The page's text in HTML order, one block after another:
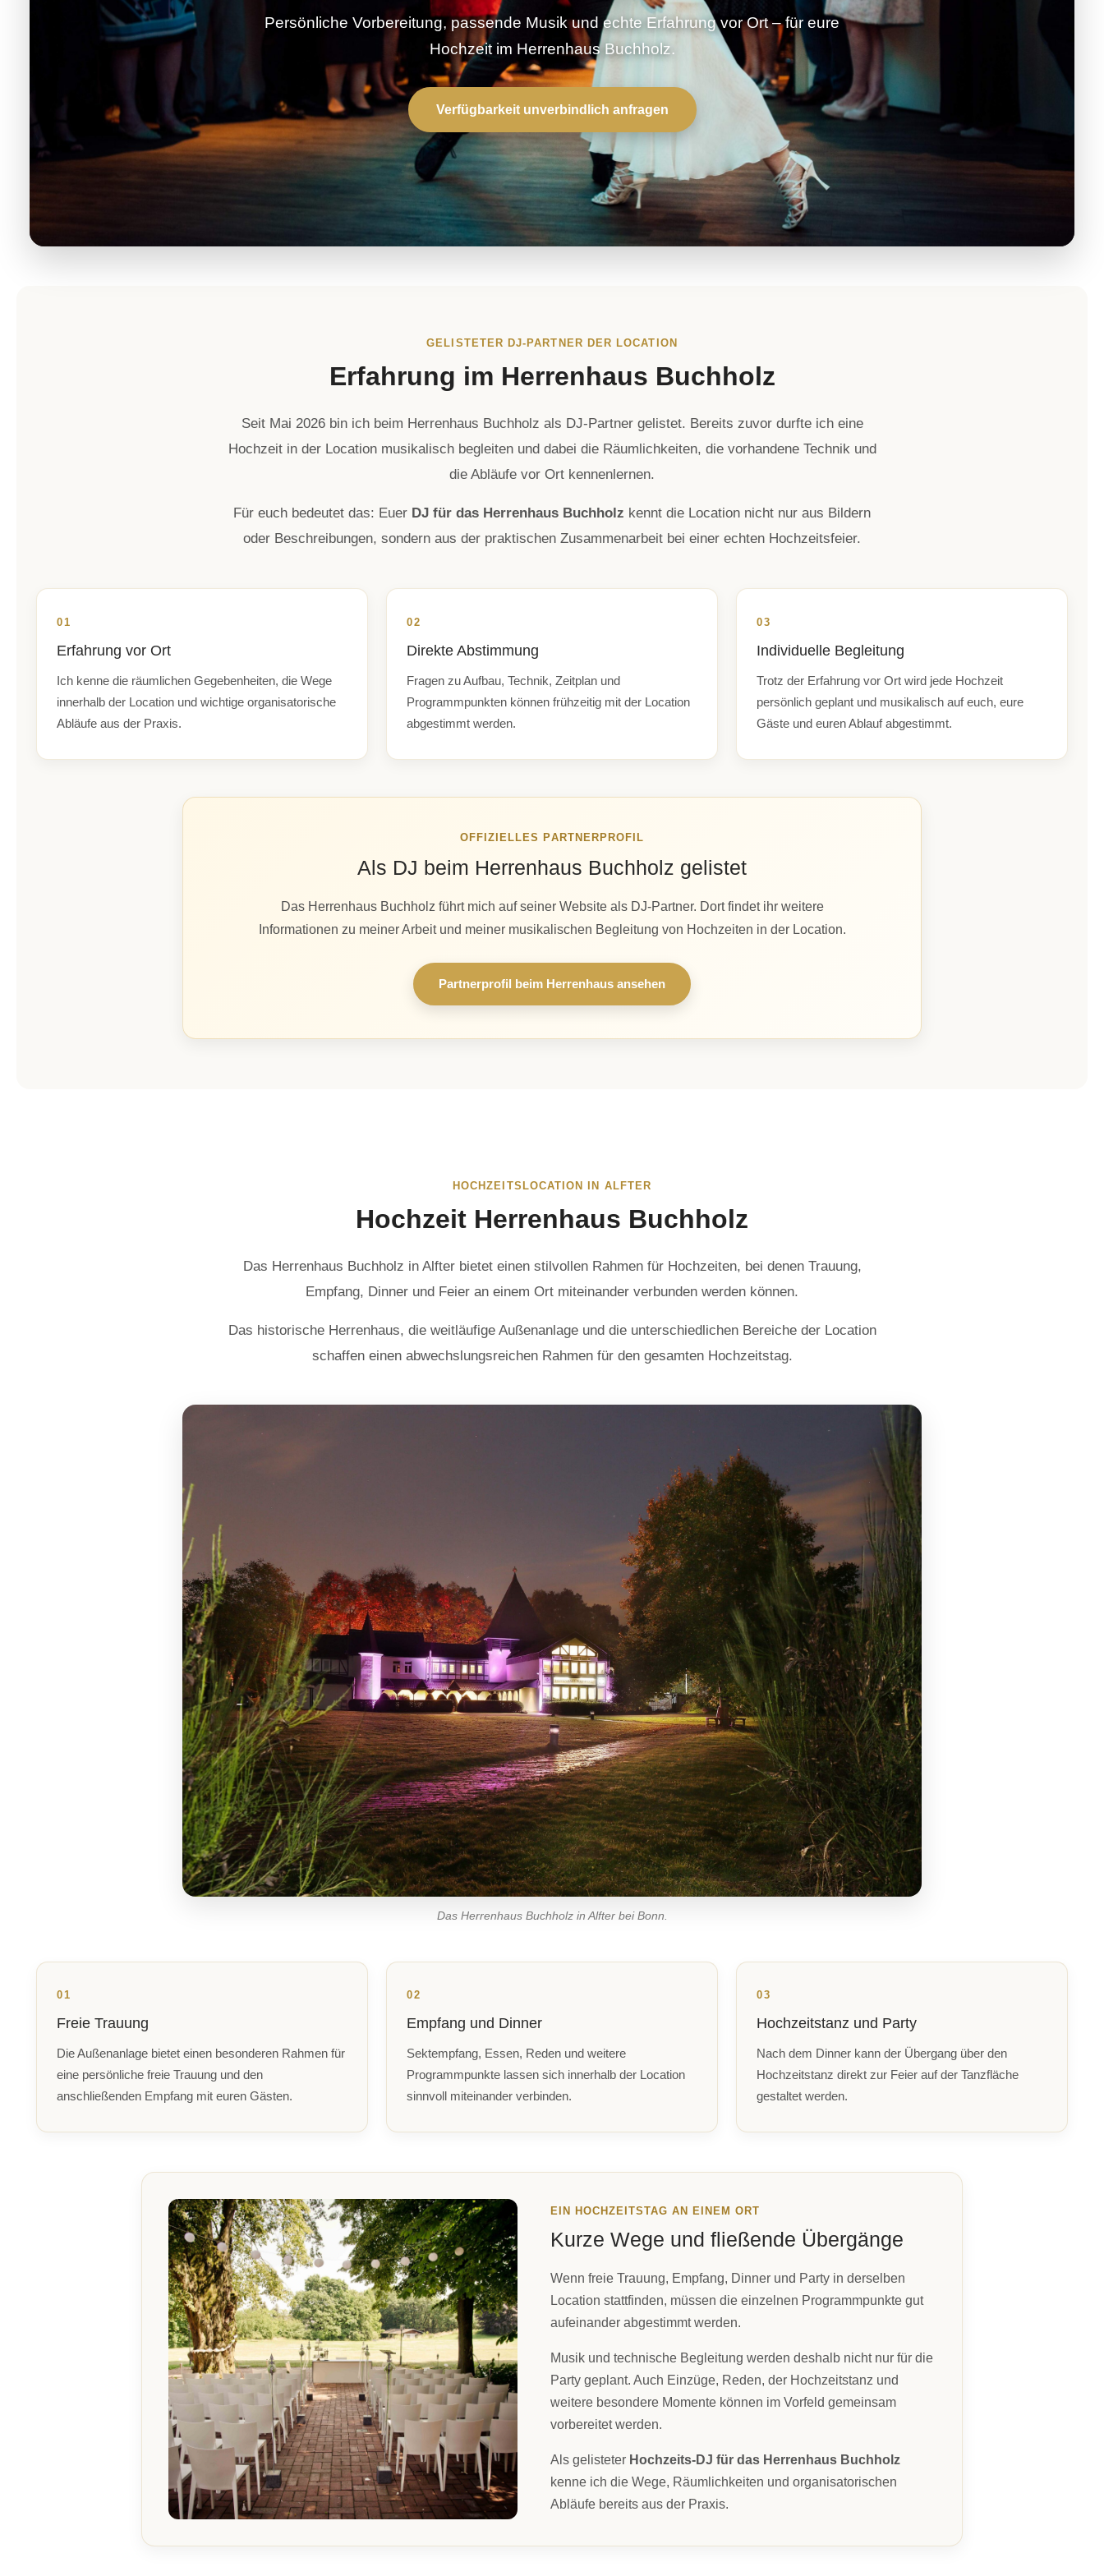
Persönliche Vorbereitung, passende Musik und echte Erfahrung vor Ort – für eure
Hochzeit im Herrenhaus Buchholz.
Verfügbarkeit unverbindlich anfragen
GELISTETER DJ-PARTNER DER LOCATION
Erfahrung im Herrenhaus Buchholz
Seit Mai 2026 bin ich beim Herrenhaus Buchholz als DJ-Partner gelistet. Bereits zuvor durfte ich eine
Hochzeit in der Location musikalisch begleiten und dabei die Räumlichkeiten, die vorhandene Technik und
die Abläufe vor Ort kennenlernen.
Für euch bedeutet das: Euer DJ für das Herrenhaus Buchholz kennt die Location nicht nur aus Bildern
oder Beschreibungen, sondern aus der praktischen Zusammenarbeit bei einer echten Hochzeitsfeier.
01
Erfahrung vor Ort
Ich kenne die räumlichen Gegebenheiten, die Wege
innerhalb der Location und wichtige organisatorische
Abläufe aus der Praxis.
02
Direkte Abstimmung
Fragen zu Aufbau, Technik, Zeitplan und
Programmpunkten können frühzeitig mit der Location
abgestimmt werden.
03
Individuelle Begleitung
Trotz der Erfahrung vor Ort wird jede Hochzeit
persönlich geplant und musikalisch auf euch, eure
Gäste und euren Ablauf abgestimmt.
OFFIZIELLES PARTNERPROFIL
Als DJ beim Herrenhaus Buchholz gelistet
Das Herrenhaus Buchholz führt mich auf seiner Website als DJ-Partner. Dort findet ihr weitere
Informationen zu meiner Arbeit und meiner musikalischen Begleitung von Hochzeiten in der Location.
Partnerprofil beim Herrenhaus ansehen
HOCHZEITSLOCATION IN ALFTER
Hochzeit Herrenhaus Buchholz
Das Herrenhaus Buchholz in Alfter bietet einen stilvollen Rahmen für Hochzeiten, bei denen Trauung,
Empfang, Dinner und Feier an einem Ort miteinander verbunden werden können.
Das historische Herrenhaus, die weitläufige Außenanlage und die unterschiedlichen Bereiche der Location
schaffen einen abwechslungsreichen Rahmen für den gesamten Hochzeitstag.
Das Herrenhaus Buchholz in Alfter bei Bonn.
01
Freie Trauung
Die Außenanlage bietet einen besonderen Rahmen für
eine persönliche freie Trauung und den
anschließenden Empfang mit euren Gästen.
02
Empfang und Dinner
Sektempfang, Essen, Reden und weitere
Programmpunkte lassen sich innerhalb der Location
sinnvoll miteinander verbinden.
03
Hochzeitstanz und Party
Nach dem Dinner kann der Übergang über den
Hochzeitstanz direkt zur Feier auf der Tanzfläche
gestaltet werden.
EIN HOCHZEITSTAG AN EINEM ORT
Kurze Wege und fließende Übergänge
Wenn freie Trauung, Empfang, Dinner und Party in derselben
Location stattfinden, müssen die einzelnen Programmpunkte gut
aufeinander abgestimmt werden.
Musik und technische Begleitung werden deshalb nicht nur für die
Party geplant. Auch Einzüge, Reden, der Hochzeitstanz und
weitere besondere Momente können im Vorfeld gemeinsam
vorbereitet werden.
Als gelisteter Hochzeits-DJ für das Herrenhaus Buchholz
kenne ich die Wege, Räumlichkeiten und organisatorischen
Abläufe bereits aus der Praxis.